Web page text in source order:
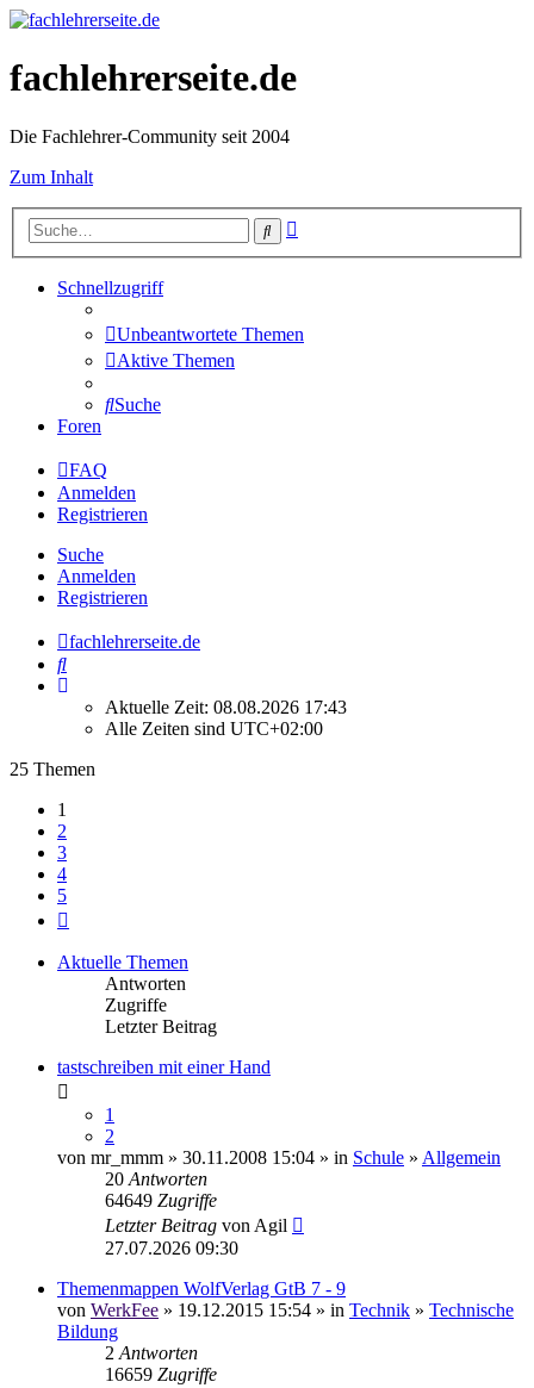
fachlehrerseite.de
Die Fachlehrer-Community seit 2004
Zum Inhalt
Suche
Schnellzugriff
Unbeantwortete Themen
Aktive Themen
Suche
Foren
FAQ
Anmelden
Registrieren
Suche
Anmelden
Registrieren
fachlehrerseite.de
Suche
Aktuelle Zeit: 08.08.2026 17:43
Alle Zeiten sind UTC+02:00
25 Themen
1
2
3
4
5
Aktuelle Themen
Antworten
Zugriffe
Letzter Beitrag
tastschreiben mit einer Hand
1
2
von mr_mmm » 30.11.2008 15:04 » in Schule » Allgemein
20Antworten
64649 Zugriffe
Letzter Beitrag vonAgil
27.07.2026 09:30
Themenmappen WolfVerlag GtB 7 - 9
von WerkFee » 19.12.2015 15:54 » in Technik » Technische
Bildung
2Antworten
16659 Zugriffe